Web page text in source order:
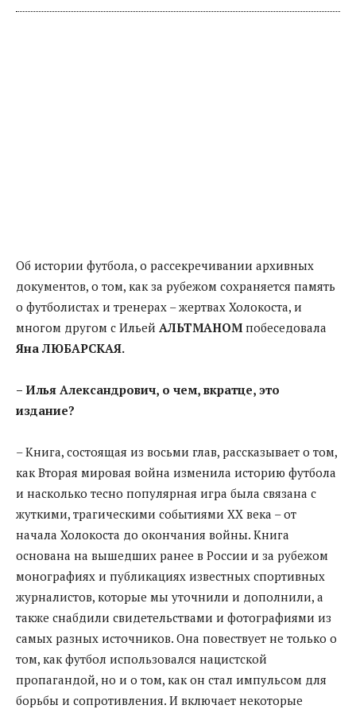
Об истории футбола, о рассекречивании архивных
документов, о том, как за рубежом сохраняется память
о футболистах и тренерах – жертвах Холокоста, и
многом другом с Ильей АЛЬТМАНОМ побеседовала
Яна ЛЮБАРСКАЯ.
– Илья Александрович, о чем, вкратце, это
издание?
– Книга, состоящая из восьми глав, рассказывает о том,
как Вторая мировая война изменила историю футбола
и насколько тесно популярная игра была связана с
жуткими, трагическими событиями XX века – от
начала Холокоста до окончания войны. Книга
основана на вышедших ранее в России и за рубежом
монографиях и публикациях известных спортивных
журналистов, которые мы уточнили и дополнили, а
также снабдили свидетельствами и фотографиями из
самых разных источников. Она повествует не только о
том, как футбол использовался нацистской
пропагандой, но и о том, как он стал импульсом для
борьбы и сопротивления. И включает некоторые